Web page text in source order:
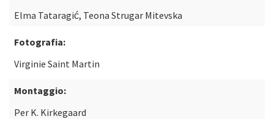
Elma Tataragić, Teona Strugar Mitevska
Fotografia:
Virginie Saint Martin
Montaggio:
Per K. Kirkegaard